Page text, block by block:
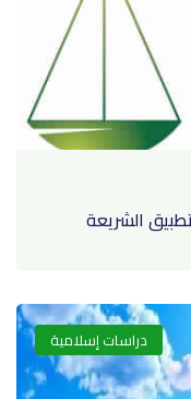
الشريعة
دراسات إسلامية